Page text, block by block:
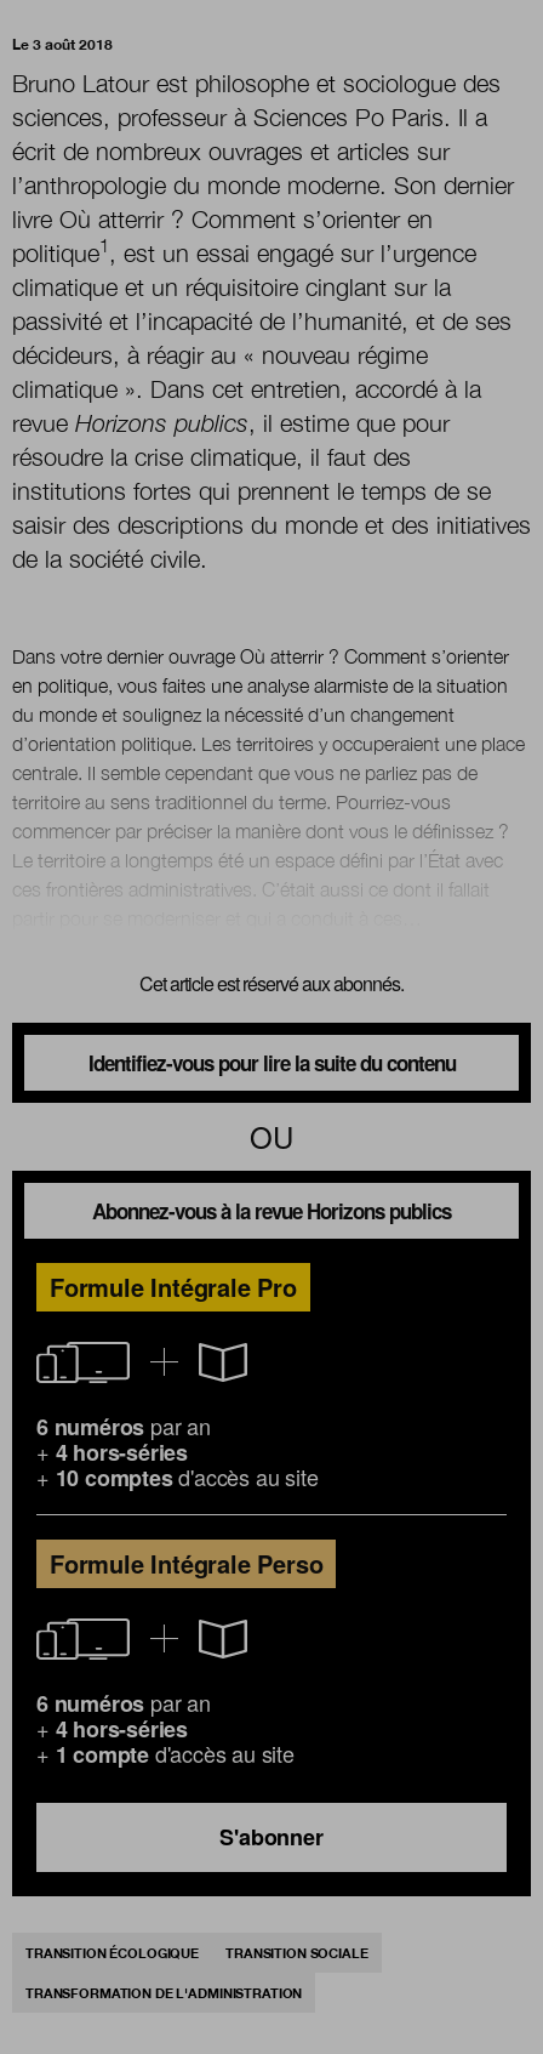
Le 3 août 2018
Bruno Latour est philosophe et sociologue des
sciences, professeur à Sciences Po Paris. Il a
écrit de nombreux ouvrages et articles sur
l’anthropologie du monde moderne. Son dernier
livre Où atterrir ? Comment s’orienter en
politique1 , est un essai engagé sur l’urgence
climatique et un réquisitoire cinglant sur la
passivité et l’incapacité de l’humanité, et de ses
décideurs, à réagir au « nouveau régime
climatique ». Dans cet entretien, accordé à la
revue Horizons publics, il estime que pour
résoudre la crise climatique, il faut des
institutions fortes qui prennent le temps de se
saisir des descriptions du monde et des initiatives
de la société civile.
Dans votre dernier ouvrage Où atterrir ? Comment s’orienter
en politique, vous faites une analyse alarmiste de la situation
du monde et soulignez la nécessité d’un changement
d’orientation politique. Les territoires y occuperaient une place
centrale. Il semble cependant que vous ne parliez pas de
territoire au sens traditionnel du terme. Pourriez-vous
commencer par préciser la manière dont vous le définissez ?
Le territoire a longtemps été un espace défini par l’État avec
ces frontières administratives. C’était aussi ce dont il fallait
Cet article est réservé aux abonnés.
Identifiez-vous pour lire la suite du contenu
OU
Abonnez-vous à la revue Horizons publics
Formule Intégrale Pro
6 numéros par an
+ 4 hors-séries
+ 10 comptesd'accès au site
Formule Intégrale Perso
6 numéros par an
+ 4 hors-séries
+ 1 compted'accès au site
S'abonner
TRANSITION ÉCOLOGIQUE TRANSITION SOCIALE
TRANSFORMATION DE L'ADMINISTRATION